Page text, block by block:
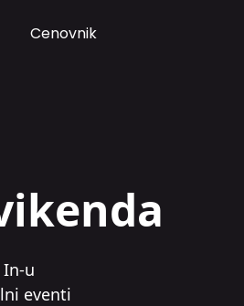
Cenovnik
In-u
eventi